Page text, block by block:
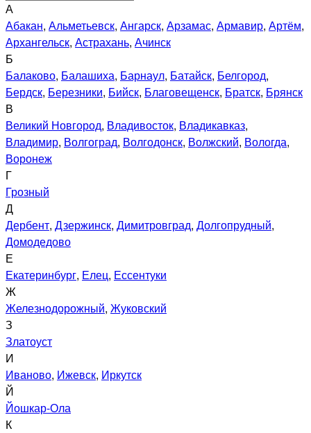
А
Абакан, Альметьевск, Ангарск, Арзамас, Армавир, Артём,
Архангельск, Астрахань, Ачинск
Б
Балаково, Балашиха, Барнаул, Батайск, Белгород,
Бердск, Березники, Бийск, Благовещенск, Братск, Брянск
В
Великий Новгород, Владивосток, Владикавказ,
Владимир, Волгоград, Волгодонск, Волжский, Вологда,
Воронеж
Г
Грозный
Д
Дербент, Дзержинск, Димитровград, Долгопрудный,
Домодедово
Е
Екатеринбург, Елец, Ессентуки
Ж
Железнодорожный, Жуковский
З
Златоуст
И
Иваново, Ижевск, Иркутск
Й
Йошкар-Ола
К